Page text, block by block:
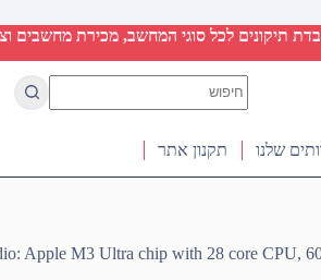
תיקונים לכל סוגי המחשב, מכירת מחשבים
results
שלנו תקנון אתר
Apple M3 Ultra chip with 28 core CPU,